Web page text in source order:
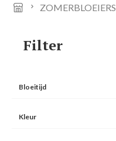
ZOMERBLOEIERS
Filter
Bloeitijd
Kleur